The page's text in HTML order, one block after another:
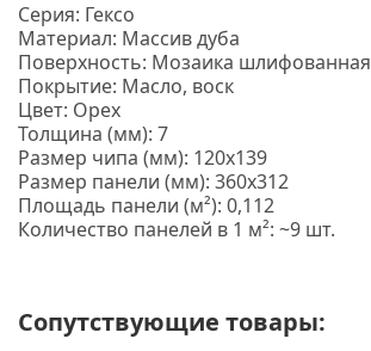
Серия: Гексо
Материал: Массив дуба
Поверхность: Мозаика шлифованная
Покрытие: Масло, воск
Цвет: Орех
Толщина (мм): 7
Размер чипа (мм): 120х139
Размер панели (мм): 360х312
Площадь панели (м²): 0,112
Количество панелей в 1 м²: ~9 шт.
Сопутствующие товары: